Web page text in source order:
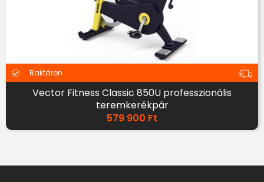
Raktáron
Vector Fitness Classic 850U professzionális
teremkerékpár
579 900 Ft